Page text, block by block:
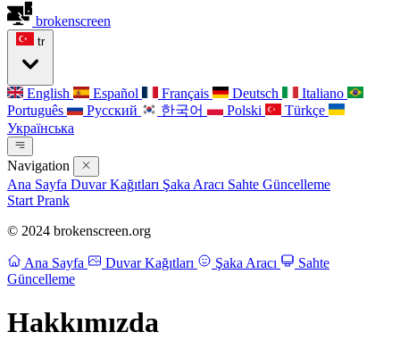
brokenscreen
tr
English Español Français Deutsch
Italiano
Português
Русский 한국어 Polski
Türkçe
Українська
Navigation
Ana Sayfa Duvar Kağıtları Şaka Aracı Sahte Güncelleme
Start Prank
© 2024 brokenscreen.org
Ana Sayfa Duvar Kağıtları Şaka Aracı
Sahte
Güncelleme
Hakkımızda